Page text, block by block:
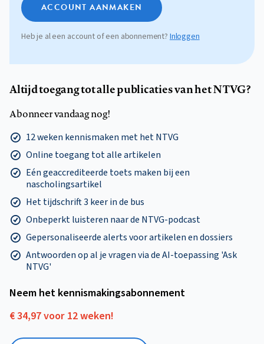
ACCOUNT AANMAKEN
Heb je al een account of een abonnement? Inloggen
Altijd toegang tot alle publicaties van het NTVG?
Abonneer vandaag nog!
12 weken kennismaken met het NTVG
Online toegang tot alle artikelen
Eén geaccrediteerde toets maken bij een
nascholingsartikel
Het tijdschrift 3 keer in de bus
Onbeperkt luisteren naar de NTVG-podcast
Gepersonaliseerde alerts voor artikelen en dossiers
Antwoorden op al je vragen via de AI-toepassing 'Ask
NTVG'
Neem het kennismakings­abonnement
€ 34,97 voor 12 weken!